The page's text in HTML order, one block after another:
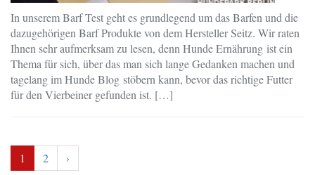
In unserem Barf Test geht es grundlegend um das Barfen und die
dazugehörigen Barf Produkte von dem Hersteller Seitz. Wir raten
Ihnen sehr aufmerksam zu lesen, denn Hunde Ernährung ist ein
Thema für sich, über das man sich lange Gedanken machen und
tagelang im Hunde Blog stöbern kann, bevor das richtige Futter
für den Vierbeiner gefunden ist. […]
1 2 ›